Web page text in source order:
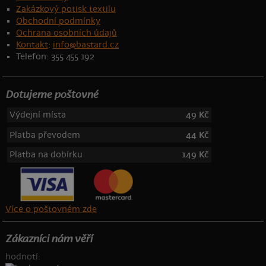
Zakázkový potisk textilu
Obchodní podmínky
Ochrana osobních údajů
Kontakt: info@bastard.cz
Telefon: 355 455 192
Dotujeme poštovné
Výdejní místa
49 Kč
Platba převodem
44 Kč
Platba na dobírku
149 Kč
Více o poštovném zde
Zákazníci nám věří
hodnotí: